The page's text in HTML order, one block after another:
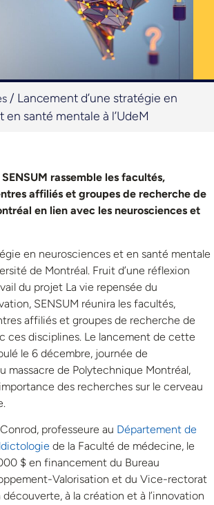
/ Lancement d’une stratégie en
santé mentale à l’UdeM
rassemble les facultés,
affiliés et groupes de recherche de
en lien avec les neurosciences et
en neurosciences et en santé mentale
de Montréal. Fruit d’une réflexion
du projet La vie repensée du
SENSUM réunira les facultés,
affiliés et groupes de recherche de
ces disciplines. Le lancement de cette
le 6 décembre, journée de
massacre de Polytechnique Montréal,
des recherches sur le cerveau
professeure au Département de
de la Faculté de médecine, le
$ en financement du Bureau
Valorisation et du Vice-rectorat
découverte, à la création et à l’innovation